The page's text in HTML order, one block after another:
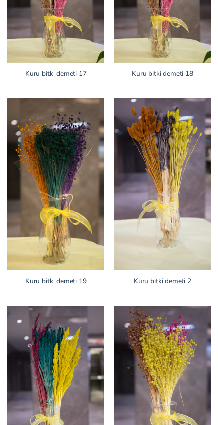
Kuru bitki demeti 17 Kuru bitki demeti 18
Kuru bitki demeti 19 Kuru bitki demeti 2